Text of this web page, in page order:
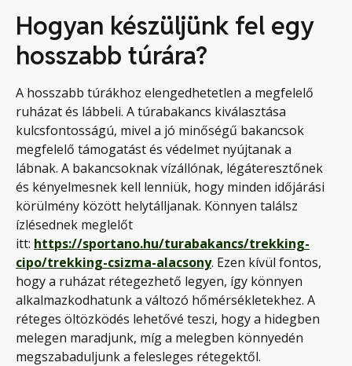
Hogyan készüljünk fel egy
hosszabb túrára?
A hosszabb túrákhoz elengedhetetlen a megfelelő
ruházat és lábbeli. A túrabakancs kiválasztása
kulcsfontosságú, mivel a jó minőségű bakancsok
megfelelő támogatást és védelmet nyújtanak a
lábnak. A bakancsoknak vízállónak, légáteresztőnek
és kényelmesnek kell lenniük, hogy minden időjárási
körülmény között helytálljanak. Könnyen találsz
ízlésednek meglelőt
itt: https://sportano.hu/turabakancs/trekking-
cipo/trekking-csizma-alacsony. Ezen kívül fontos,
hogy a ruházat rétegezhető legyen, így könnyen
alkalmazkodhatunk a változó hőmérsékletekhez. A
réteges öltözködés lehetővé teszi, hogy a hidegben
melegen maradjunk, míg a melegben könnyedén
megszabaduljunk a felesleges rétegektől.